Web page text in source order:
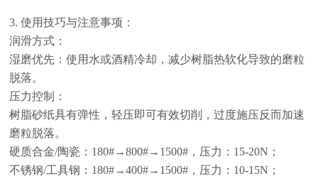
3. 使用技巧与注意事项：
润滑方式：
湿磨优先：使用水或酒精冷却，减少树脂热软化导致的磨粒
脱落。
压力控制：
树脂砂纸具有弹性，轻压即可有效切削，过度施压反而加速
磨粒脱落。
硬质合金/陶瓷：180#→800#→1500#，压力：15-20N；
不锈钢/工具钢：180#→400#→1500#，压力：10-15N；